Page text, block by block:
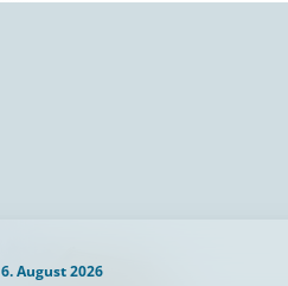
6. August 2026